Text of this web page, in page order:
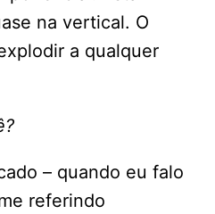
na vertical. O
a qualquer
– quando eu falo
referindo